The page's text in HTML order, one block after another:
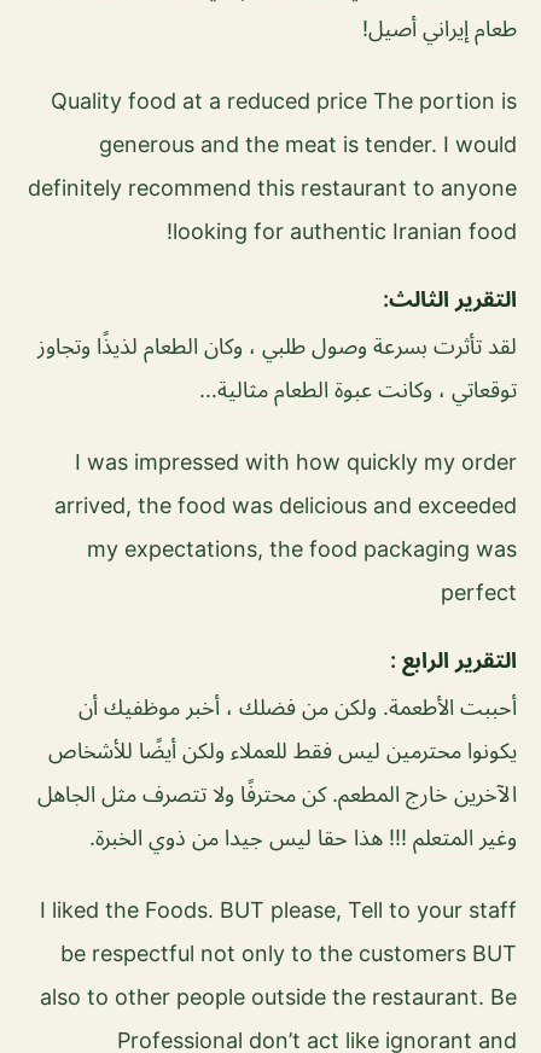
طعام إيراني أصيل!
Quality food at a reduced price The portion is
generous and the meat is tender. I would
definitely recommend this restaurant to anyone
looking for authentic Iranian food!
التقرير الثالث:
لقد تأثرت بسرعة وصول طلبي ، وكان الطعام لذيذًا وتجاوز
توقعاتي ، وكانت عبوة الطعام مثالية…
I was impressed with how quickly my order
arrived, the food was delicious and exceeded
my expectations, the food packaging was
perfect
التقرير الرابع :
أحببت الأطعمة. ولكن من فضلك ، أخبر موظفيك أن
يكونوا محترمين ليس فقط للعملاء ولكن أيضًا للأشخاص
الآخرين خارج المطعم. كن محترفًا ولا تتصرف مثل الجاهل
وغير المتعلم !!! هذا حقا ليس جيدا من ذوي الخبرة.
I liked the Foods. BUT please, Tell to your staff
be respectful not only to the customers BUT
also to other people outside the restaurant. Be
Professional don’t act like ignorant and